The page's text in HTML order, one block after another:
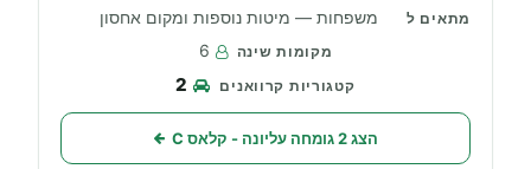
משפחות — מיטות נוספות ומקום אחסון
6
2
הצג 2 גומחה עליונה - קלאס C